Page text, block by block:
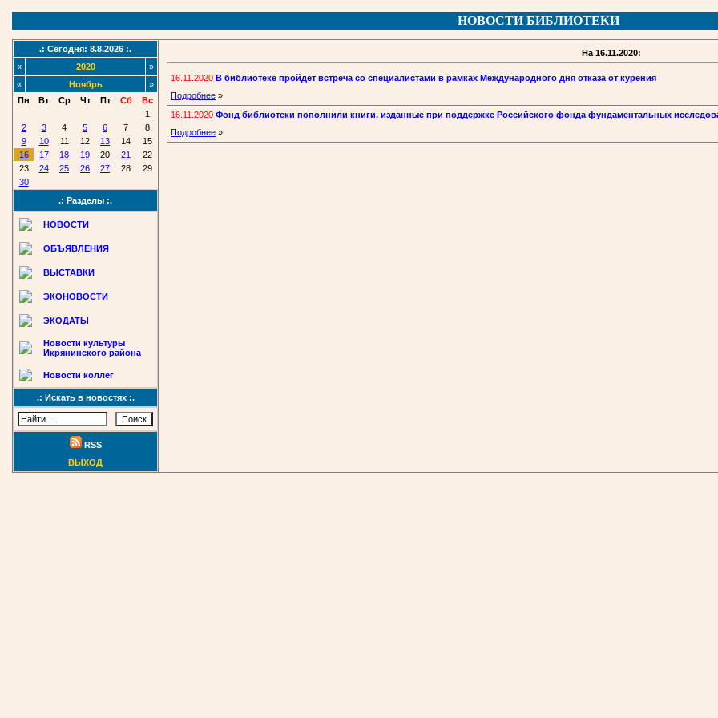
НОВОСТИ БИБЛИОТЕКИ
.: Сегодня: 8.8.2026 :.
«
2020
»
«
Ноябрь
»
Пн
Вт Ср Чт Пт Сб
Вс
1
2
3 4 5 6 7
8
9
10 11 12 13 14
15
16
17 18 19 20 21
22
23
24 25 26 27 28
29
30
.: Разделы :.
НОВОСТИ
ОБЪЯВЛЕНИЯ
ВЫСТАВКИ
ЭКОНОВОСТИ
ЭКОДАТЫ
Новости культуры
Икрянинского района
Новости коллег
.: Искать в новостях :.
RSS
ВЫХОД
На 16.11.2020:
16.11.2020 В библиотеке пройдет встреча со специалистами в рамках Международного дня отказа от курения
Подробнее »
16.11.2020 Фонд библиотеки пополнили книги, изданные при поддержке Российского фонда фундаментальных
Подробнее »